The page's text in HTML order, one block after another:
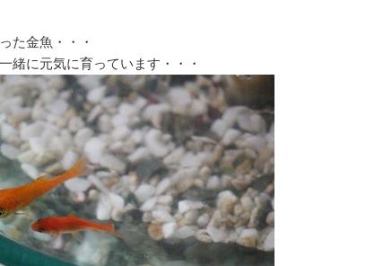
た金魚・・・
緒に元気に育っています・・・